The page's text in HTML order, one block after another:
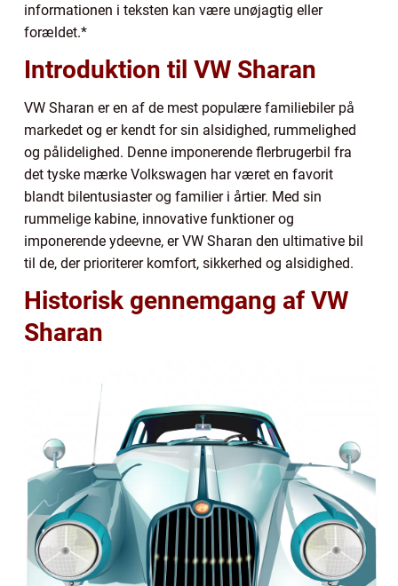
informationen i teksten kan være unøjagtig eller
forældet.*
Introduktion til VW Sharan
VW Sharan er en af de mest populære familiebiler på
markedet og er kendt for sin alsidighed, rummelighed
og pålidelighed. Denne imponerende flerbrugerbil fra
det tyske mærke Volkswagen har været en favorit
blandt bilentusiaster og familier i årtier. Med sin
rummelige kabine, innovative funktioner og
imponerende ydeevne, er VW Sharan den ultimative bil
til de, der prioriterer komfort, sikkerhed og alsidighed.
Historisk gennemgang af VW
Sharan